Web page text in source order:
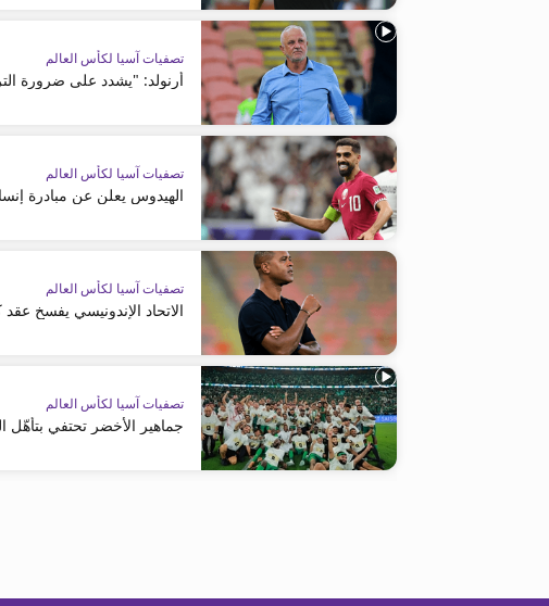
تصفيات آسيا لكأس العالم
أرنولد: "يشدد على ضرورة
تصفيات آسيا لكأس العالم
الهيدوس يعلن عن مبادرة
تصفيات آسيا لكأس العالم
الاتحاد الإندونيسي يفسخ
تصفيات آسيا لكأس العالم
جماهير الأخضر تحتفي بتأهّل